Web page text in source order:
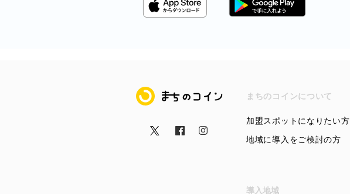
まちのコイン まちのコインについて
加盟スポットになりたい方
地域に導入をご検討の方
導入地域